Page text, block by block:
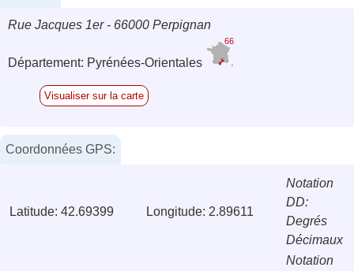
Rue Jacques 1er - 66000 Perpignan
Département: Pyrénées-Orientales
66
Visualiser sur la carte
Coordonnées GPS:
Latitude: 42.69399 Longitude: 2.89611
Notation
DD:
Degrés
Décimaux
Notation